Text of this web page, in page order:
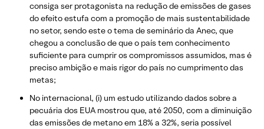
consiga ser protagonista na redução de emissões de gases
do efeito estufa com a promoção de mais sustentabilidade
no setor, sendo este o tema de seminário da Anec, que
chegou a conclusão de que o país tem conhecimento
suficiente para cumprir os compromissos assumidos, mas é
preciso ambição e mais rigor do país no cumprimento das
metas;
No internacional, (i) um estudo utilizando dados sobre a
pecuária dos EUA mostrou que, até 2050, com a diminuição
das emissões de metano em 18% a 32%, seria possível